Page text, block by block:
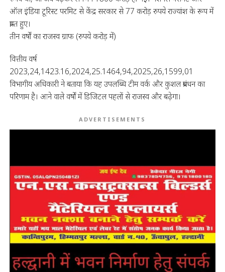
ऑल इंडिया टूरिस्ट परमिट से केंद्र सरकार से 77 करोड़ रुपये राज्यांश के रूप में
प्राप्त हुए।
तीन वर्षों का राजस्व ग्राफ (रुपये करोड़ में)
वित्तीय वर्ष
2023,24,1423.16,2024,25.1464,94,2025,26,1599,01
विभागीय अधिकारी ने बताया कि यह उपलब्धि टीम वर्क और कुशल प्रबंधन का
परिणाम है। आने वाले वर्षों में डिजिटल पहलों से राजस्व और बढ़ेगा।
ADVERTISEMENTS